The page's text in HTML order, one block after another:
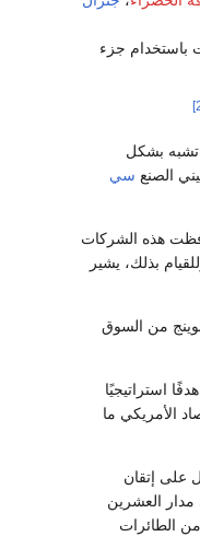
باستخدام جزء
تشبه بشكل
الصنع سي
هذه الشركات
بذلك، يشير
من السوق
استراتيجيًا
الأمريكي ما
على إتقان
مدار العشرين
أقل من الطائرات